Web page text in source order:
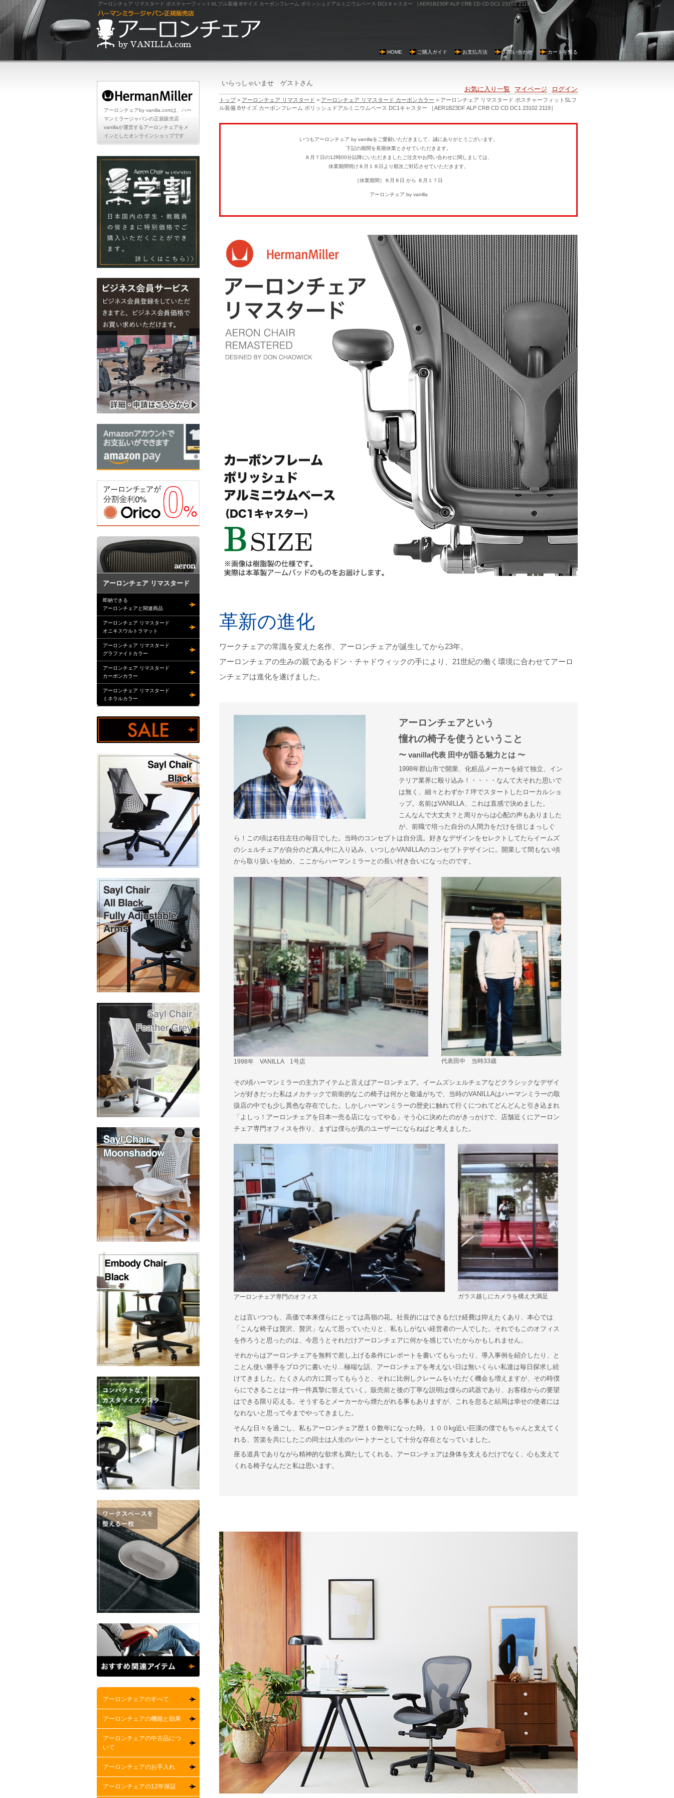
HOME ご購入ガイド お支払方法 お問い合わせ カートを見る
アーロンチェアby vanilla.comは、ハー
マンミラージャパンの正規販売店
vanillaが運営するアーロンチェアをメ
インとしたオンラインショップです
アーロンチェア リマスタード
即納できる
アーロンチェアと関連商品
アーロンチェア リマスタード
オニキスウルトラマット
アーロンチェア リマスタード
グラファイトカラー
アーロンチェア リマスタード
カーボンカラー
アーロンチェア リマスタード
ミネラルカラー
アーロンチェアのすべて
アーロンチェアの機能と効果
アーロンチェアの中古品につ
いて
アーロンチェアのお手入れ
アーロンチェアの12年保証
いらっしゃいませ ゲストさん
お気に入り一覧
マイページ ログイン
トップ> アーロンチェア リマスタード > アーロンチェア リマスタード カーボンカラー > アーロンチェア リマスタード ポスチャーフィットSLフ
ル装備 Bサイズ カーボンフレーム ポリッシュドアルミニウムベース DC1キャスター ［AER1B23DF ALP CRB CD CD DC1 23102 2119］
いつもアーロンチェア by vanillaをご愛顧いただきまして、誠にありがとうございます。
下記の期間を長期休業とさせていただきます。
８月７日の12時00分以降にいただきましたご注文やお問い合わせに関しましては、
休業期間明け８月１８日より順次ご対応させていただきます。
［休業期間］８月８日 から ８月１７日
アーロンチェア by vanilla
革新の進化
ワークチェアの常識を変えた名作、アーロンチェアが誕生してから23年。
アーロンチェアの生みの親であるドン・チャドウィックの手により、21世紀の働く環境に合わせてアーロ
ンチェアは進化を遂げました。
アーロンチェアという
憧れの椅子を使うということ
〜 vanilla代表 田中が語る魅力とは 〜
1998年郡山市で開業、化粧品メーカーを経て独立、イン
テリア業界に殴り込み！・・・・なんて大それた思いで
は無く、細々とわずか７坪でスタートしたローカルショ
ップ。名前はVANILLA、これは直感で決めました。
こんなんで大丈夫？と周りからは心配の声もありました
が、前職で培った自分の人間力をだけを信じまっしぐ
ら！この頃は右往左往の毎日でした。当時のコンセプトは自分流。好きなデザインをセレクトしてたらイームズ
のシェルチェアが自分のど真ん中に入り込み、いつしかVANILLAのコンセプトデザインに。開業して間もない頃
から取り扱いを始め、ここからハーマンミラーとの長い付き合いになったのです。
1998年 VANILLA 1号店 代表田中 当時33歳
その頃ハーマンミラーの主力アイテムと言えばアーロンチェア。イームズシェルチェアなどクラシックなデザイ
ンが好きだった私はメカチックで前衛的なこの椅子は何かと敬遠がちで、当時のVANILLAはハーマンミラーの取
扱店の中でも少し異色な存在でした。しかしハーマンミラーの歴史に触れて行くにつれてどんどんと引き込まれ
「よしっ！アーロンチェアを日本一売る店になってやる」そう心に決めたのがきっかけで、店舗近くにアーロン
チェア専門オフィスを作り、まずは僕らが真のユーザーにならねばと考えました。
アーロンチェア専門のオフィス ガラス越しにカメラを構え大満足
とは言いつつも、高価で本来僕らにとっては高嶺の花。社長的にはできるだけ経費は抑えたくあり、本心では
「こんな椅子は贅沢、贅沢」なんて思っていたりと、私もしがない経営者の一人でした。それでもこのオフィス
を作ろうと思ったのは、今思うとそれだけアーロンチェアに何かを感じていたからかもしれません。
それからはアーロンチェアを無料で差し上げる条件にレポートを書いてもらったり、導入事例を紹介したり、と
ことん使い勝手をブログに書いたり...極端な話、アーロンチェアを考えない日は無いくらい私達は毎日探求し続
けてきました。たくさんの方に買ってもらうと、それに比例しクレームをいただく機会も増えますが、その時僕
らにできることは一件一件真摯に答えていく。販売前と後の丁寧な説明は僕らの武器であり、お客様からの要望
はできる限り応える。そうするとメーカーから煙たがれる事もありますが、これを怠ると結局は幸せの使者には
なれないと思って今までやってきました。
そんな日々を過ごし、私もアーロンチェア歴１０数年になった時。１００kg近い巨漢の僕でもちゃんと支えてく
れる、苦楽を共にしたこの同士は人生のパートナーとして十分な存在となっていました。
座る道具でありながら精神的な欲求も満たしてくれる。アーロンチェアは身体を支えるだけでなく、心も支えて
くれる椅子なんだと私は思います。